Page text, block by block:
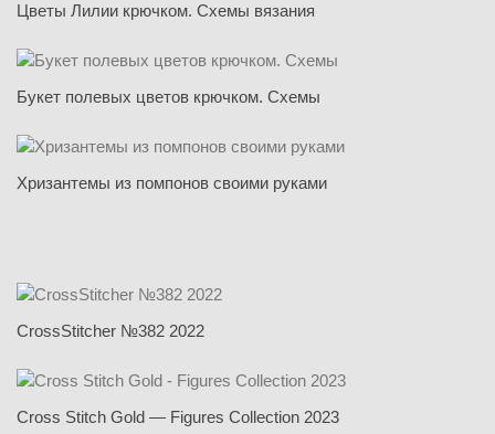
Цветы Лилии крючком. Схемы вязания
Букет полевых цветов крючком. Схемы
Хризантемы из помпонов своими руками
CrossStitcher №382 2022
Cross Stitch Gold — Figures Collection 2023